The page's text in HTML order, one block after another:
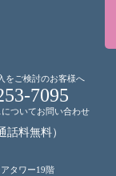
をご検討のお客様へ
7095
ついてお問い合わせ
話料無料）
タワー19階